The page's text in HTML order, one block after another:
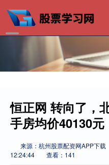
恒正网 转向了，
手房均价40130元
来源：杭州股票配资网APP下载
12:24:44
查看：141